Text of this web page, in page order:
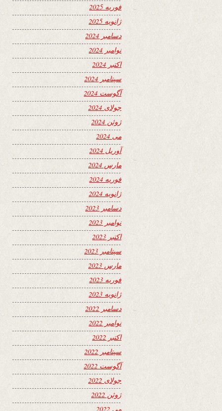
فوریه 2025
ژانویه 2025
دسامبر 2024
نوامبر 2024
اکتبر 2024
سپتامبر 2024
آگوست 2024
جولای 2024
ژوئن 2024
می 2024
آوریل 2024
مارس 2024
فوریه 2024
ژانویه 2024
دسامبر 2023
نوامبر 2023
اکتبر 2023
سپتامبر 2023
مارس 2023
فوریه 2023
ژانویه 2023
دسامبر 2022
نوامبر 2022
اکتبر 2022
سپتامبر 2022
آگوست 2022
جولای 2022
ژوئن 2022
می 2022